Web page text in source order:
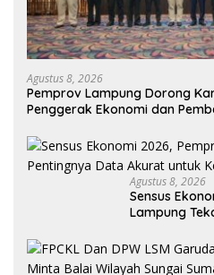
Agustus 8, 2026
Pemprov Lampung Dorong
Penggerak Ekonomi dan
Agustus 8, 2026
Sensus
Lampung